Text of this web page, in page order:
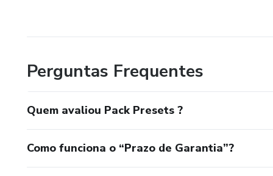
Perguntas Frequentes
Quem avaliou Pack Presets ?
Como funciona o “Prazo de Garantia”?